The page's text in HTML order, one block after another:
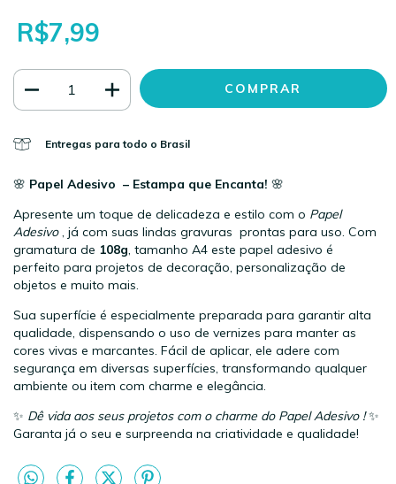
R$7,99
Entregas para todo o Brasil
🌸 Papel Adesivo – Estampa que Encanta! 🌸
Apresente um toque de delicadeza e estilo com o Papel
Adesivo, já com suas lindas gravuras prontas para uso. Com
gramatura de 108g, tamanho A4 este papel adesivo é
perfeito para projetos de decoração, personalização de
objetos e muito mais.
Sua superfície é especialmente preparada para garantir alta
qualidade, dispensando o uso de vernizes para manter as
cores vivas e marcantes. Fácil de aplicar, ele adere com
segurança em diversas superfícies, transformando qualquer
ambiente ou item com charme e elegância.
✨ Dê vida aos seus projetos com o charme do Papel Adesivo !✨
Garanta já o seu e surpreenda na criatividade e qualidade!